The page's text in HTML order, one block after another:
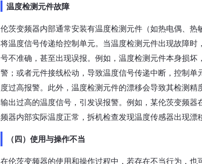
温度检测元件故障
伦茨变频器内部通常安装有温度检测元件（如热电偶、
将温度信号传递给控制单元。当温度检测元件出现故障
号不准确，甚至出现误报。例如，温度检测元件本身损
警；或者元件接线松动，导致温度信号传递中断，控制
度过高报警。此外，温度检测元件的漂移会导致其检测
输出过高的温度信号，引发误报警。例如，某伦茨变频
频器内部实际温度正常，拆机检查发现温度传感器出现
（四）使用与操作不当
在伦茨变频器的使用和操作过程中，若存在不当行为，也